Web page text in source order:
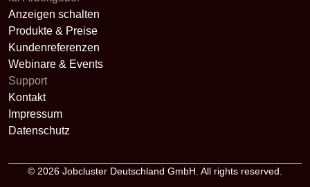
Anzeigen schalten
Produkte & Preise
Kundenreferenzen
Webinare & Events
Support
Kontakt
Impressum
Datenschutz
© 2026 Jobcluster Deutschland GmbH. All rights reserved.